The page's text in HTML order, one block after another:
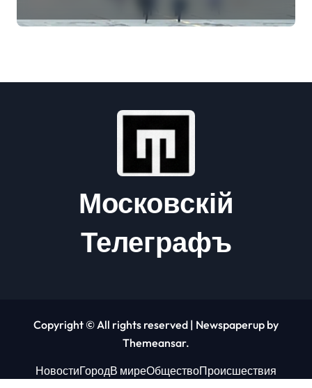
Московскій
Телеграфъ
Copyright © All rights reserved | Newspaperup by
Themeansar.
НовостиГородВ миреОбществоПроисшествия